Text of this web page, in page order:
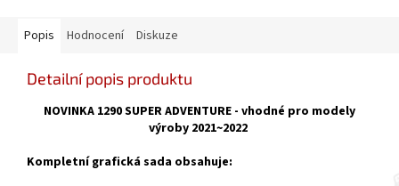
Popis Hodnocení Diskuze
Detailní popis produktu
NOVINKA 1290 SUPER ADVENTURE - vhodné pro modely
výroby 2021~2022
Kompletní grafická sada obsahuje: